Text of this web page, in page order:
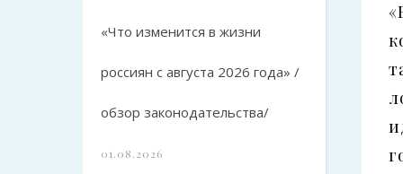
«Что изменится в жизни
россиян с августа 2026 года» /
обзор законодательства/
01.08.2026